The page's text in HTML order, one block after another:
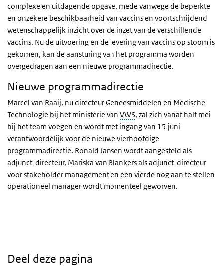
complexe en uitdagende opgave, mede vanwege de beperkte
en onzekere beschikbaarheid van vaccins en voortschrijdend
wetenschappelijk inzicht over de inzet van de verschillende
vaccins. Nu de uitvoering en de levering van vaccins op stoom is
gekomen, kan de aansturing van het programma worden
overgedragen aan een nieuwe programmadirectie.
Nieuwe programmadirectie
Marcel van Raaij, nu directeur Geneesmiddelen en Medische
Technologie bij het ministerie van VWS, zal zich vanaf half mei
bij het team voegen en wordt met ingang van 15 juni
verantwoordelijk voor de nieuwe vierhoofdige
programmadirectie. Ronald Jansen wordt aangesteld als
adjunct-directeur, Mariska van Blankers als adjunct-directeur
voor stakeholder management en een vierde nog aan te stellen
operationeel manager wordt momenteel geworven.
Deel deze pagina